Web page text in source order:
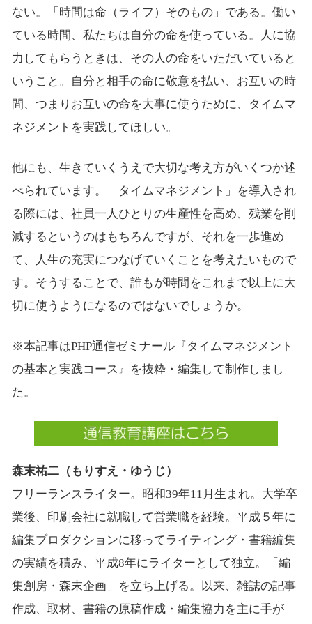
ない。「時間は命（ライフ）そのもの」である。働い
ている時間、私たちは自分の命を使っている。人に協
力してもらうときは、その人の命をいただいていると
いうこと。自分と相手の命に敬意を払い、お互いの時
間、つまりお互いの命を大事に使うために、タイムマ
ネジメントを実践してほしい。
他にも、生きていくうえで大切な考え方がいくつか述
べられています。「タイムマネジメント」を導入され
る際には、社員一人ひとりの生産性を高め、残業を削
減するというのはもちろんですが、それを一歩進め
て、人生の充実につなげていくことを考えたいもので
す。そうすることで、誰もが時間をこれまで以上に大
切に使うようになるのではないでしょうか。
※本記事はPHP通信ゼミナール『タイムマネジメント
の基本と実践コース』を抜粋・編集して制作しまし
た。
森末祐二（もりすえ・ゆうじ）
フリーランスライター。昭和39年11月生まれ。大学卒
業後、印刷会社に就職して営業職を経験。平成５年に
編集プロダクションに移ってライティング・書籍編集
の実績を積み、平成8年にライターとして独立。「編
集創房・森末企画」を立ち上げる。以来、雑誌の記事
作成、取材、書籍の原稿作成・編集協力を主に手が